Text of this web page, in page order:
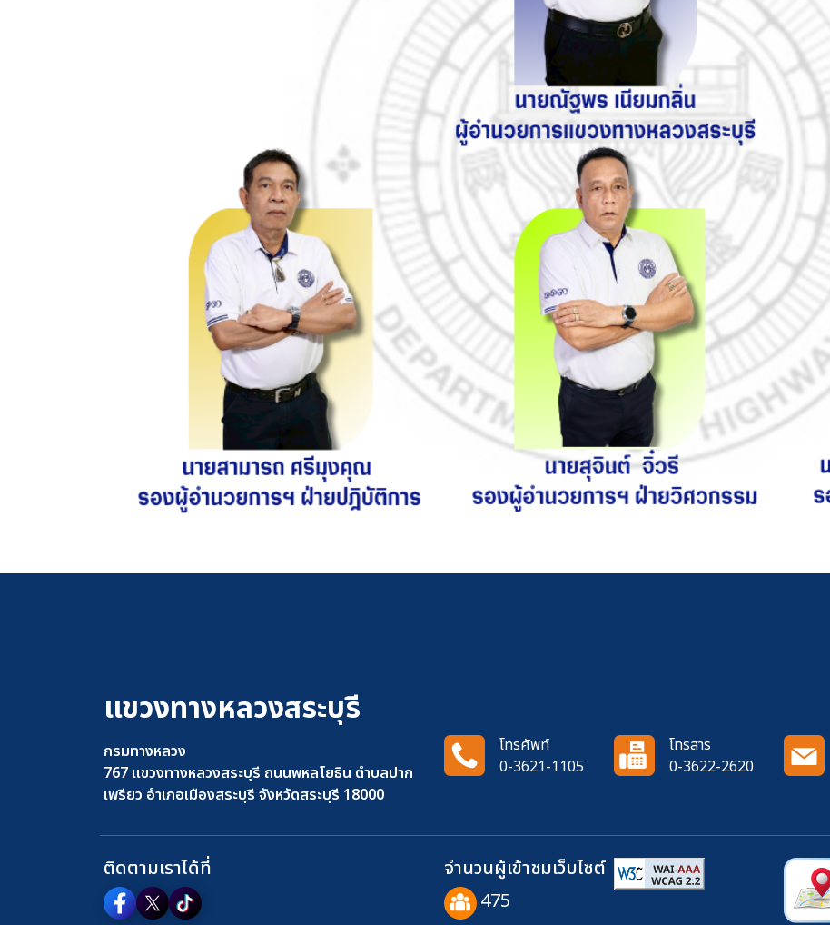
แขวงทางหลวงสระบุรี
กรมทางหลวง
767 แขวงทางหลวงสระบุรี ถนนพหลโยธิน ตำบลปาก
เพรียว อำเภอเมืองสระบุรี จังหวัดสระบุรี 18000
โทรศัพท์
0-3621-1105
โทรสาร
0-3622-2620
ติดตามเราได้ที่
จำนวนผู้เข้าชมเว็บไซต์
475